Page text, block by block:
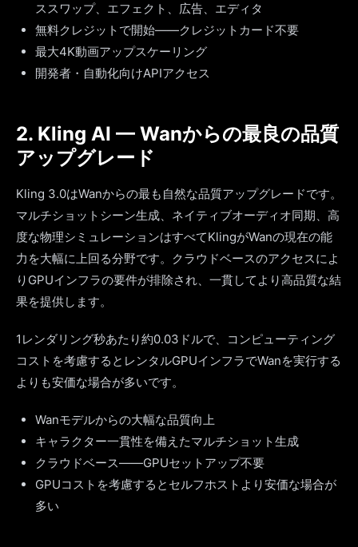
ススワップ、エフェクト、広告、エディタ
無料クレジットで開始——クレジットカード不要
最大4K動画アップスケーリング
開発者・自動化向けAPIアクセス
2. Kling AI — Wanからの最良の品質
アップグレード
Kling 3.0はWanからの最も自然な品質アップグレードです。
マルチショットシーン生成、ネイティブオーディオ同期、高
度な物理シミュレーションはすべてKlingがWanの現在の能
力を大幅に上回る分野です。クラウドベースのアクセスによ
りGPUインフラの要件が排除され、一貫してより高品質な結
果を提供します。
1レンダリング秒あたり約0.03ドルで、コンピューティング
コストを考慮するとレンタルGPUインフラでWanを実行する
よりも安価な場合が多いです。
Wanモデルからの大幅な品質向上
キャラクター一貫性を備えたマルチショット生成
クラウドベース——GPUセットアップ不要
GPUコストを考慮するとセルフホストより安価な場合が
多い